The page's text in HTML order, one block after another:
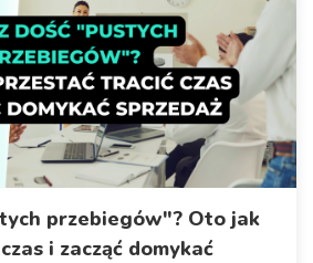
przebiegów"? Oto jak
i zacząć domykać